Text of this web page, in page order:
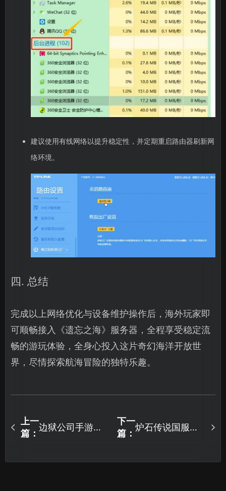
建议使用有线网络以提升稳定性，并定期重启路由器刷新网
络环境。
四. 总结
完成以上网络优化与设备维护操作后，海外玩家即
可顺畅接入《遗忘之海》服务器，全程享受稳定流
畅的游玩体验，全身心投入这片奇幻海洋开放世
界，尽情探索航海冒险的独特乐趣。
上一
篇：
边狱公司手游免
下一
篇：
炉石传说国服优
案！